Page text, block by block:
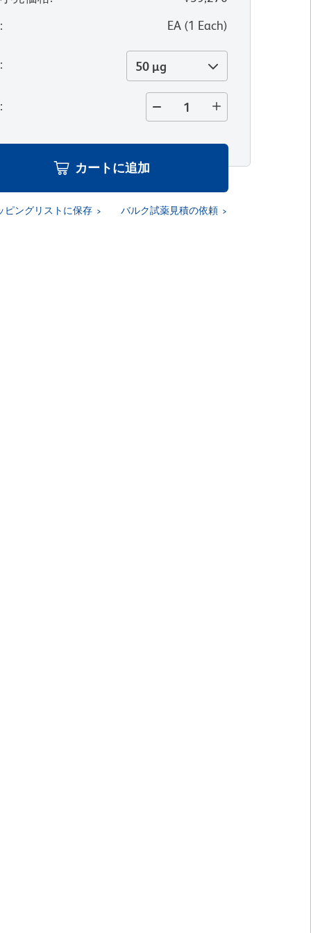
: EA(1 Each)
: 50 µg
:
カートに追加
ピングリストに保存 バルク試薬見積の依頼